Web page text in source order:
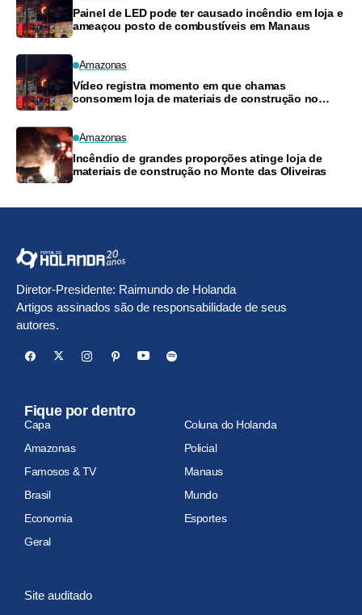
Painel de LED pode ter causado incêndio em loja e
ameaçou posto de combustíveis em Manaus
Amazonas
Vídeo registra momento em que chamas
consomem loja de materiais de construção no
Amazonas
Incêndio de grandes proporções atinge loja de
materiais de construção no Monte das Oliveiras
Diretor-Presidente: Raimundo de Holanda
Artigos assinados são de responsabilidade de seus
autores.
Fique por dentro
Capa
Coluna do Holanda
Amazonas
Policial
Famosos & TV
Manaus
Brasil
Mundo
Economia
Esportes
Geral
Site auditado